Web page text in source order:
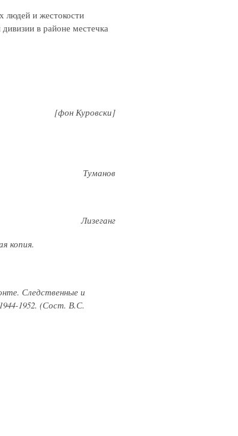
людей и жестокости
в районе местечка
[фон Куровски]
Туманов
Лизеганг
копия.
Следственные и
1952. (Сост. В.С.